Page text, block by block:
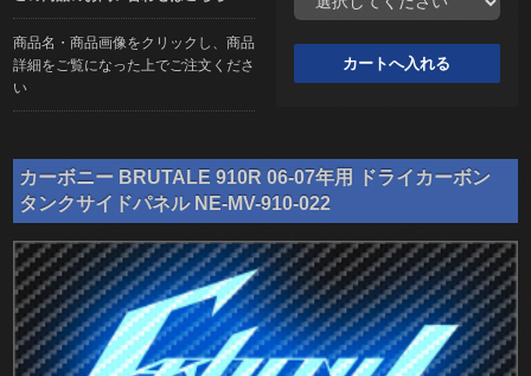
商品名・商品画像をクリックし、商品
詳細をご覧になった上でご注文くださ
い
カーボニー BRUTALE 910R 06-07年用 ドライカーボン
タンクサイドパネル NE-MV-910-022